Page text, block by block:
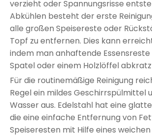
verzieht oder Spannungsrisse
Abkühlen besteht der erste
alle großen Speisereste oder
Topf zu entfernen. Dies kann
indem man anhaftende
Spatel oder einem Holzlöffel
Für die routinemäßige Reinigung
Regel ein mildes Geschirrspülmittel
Wasser aus. Edelstahl hat eine
die eine einfache Entfernung von
Speiseresten mit Hilfe eines